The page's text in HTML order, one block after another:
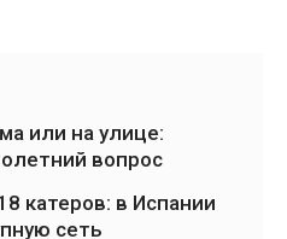
или на улице:
вопрос
катеров: в Испании
сеть